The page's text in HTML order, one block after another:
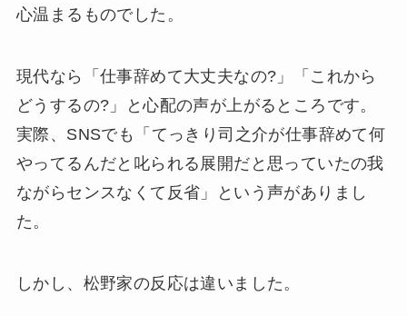
心温まるものでした。
現代なら「仕事辞めて大丈夫なの?」「これから
どうするの?」と心配の声が上がるところです。
実際、SNSでも「てっきり司之介が仕事辞めて何
やってるんだと叱られる展開だと思っていたの我
ながらセンスなくて反省」という声がありまし
た。
しかし、松野家の反応は違いました。